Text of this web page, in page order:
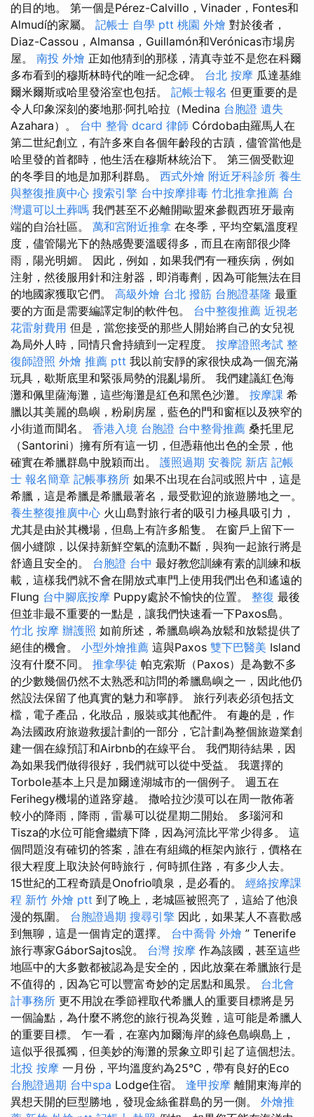
的目的地。 第一個是Pérez-Calvillo，Vinader，Fontes和
Almudí的家屬。 記帳士 自學 ptt 桃園 外燴 對於後者，
Diaz-Cassou，Almansa，Guillamón和Verónicas市場房
屋。 南投 外燴 正如他猜到的那樣，清真寺並不是您在科爾
多布看到的穆斯林時代的唯一紀念碑。 台北 按摩 瓜達基維
爾米爾斯或哈里發浴室也包括。 記帳士報名 但更重要的是
令人印象深刻的麥地那·阿扎哈拉（Medina 台胞證 遺失
Azahara）。 台中 整骨 dcard 律師 Córdoba由羅馬人在
第二世紀創立，有許多來自各個年齡段的古蹟，儘管當他是
哈里發的首都時，他生活在穆斯林統治下。 第三個受歡迎
的冬季目的地是加那利群島。 西式外燴 附近牙科診所 養生
與整復推廣中心 搜索引擎 台中按摩排毒 竹北推拿推薦 台
灣還可以土葬嗎 我們甚至不必離開歐盟來參觀西班牙最南
端的自治社區。 萬和宮附近推拿 在冬季，平均空氣溫度程
度，儘管陽光下的熱感覺要溫暖得多，而且在南部很少降
雨，陽光明媚。 因此，例如，如果我們有一種疾病，例如
注射，然後服用針和注射器，即消毒劑，因為可能無法在目
的地國家獲取它們。 高級外燴 台北 撥筋 台胞證基隆 最重
要的方面是需要編譯定制的軟件包。 台中整復推薦 近視老
花雷射費用 但是，當您接受的那些人開始將自己的女兒視
為局外人時，同情只會持續到一定程度。 按摩證照考試 整
復師證照 外燴 推薦 ptt 我以前安靜的家很快成為一個充滿
玩具，歇斯底里和緊張局勢的混亂場所。 我們建議紅色海
灘和佩里薩海灘，這些海灘是紅色和黑色沙灘。 按摩課 希
臘以其美麗的島嶼，粉刷房屋，藍色的門和窗框以及狹窄的
小街道而聞名。 香港入境 台胞證 台中整骨推薦 桑托里尼
（Santorini）擁有所有這一切，但憑藉他出色的全景，他
確實在希臘群島中脫穎而出。 護照過期 安養院 新店 記帳
士 報名簡章 記帳事務所 如果不出現在台詞或照片中，這是
希臘，這是希臘是希臘最著名，最受歡迎的旅遊勝地之一。
養生整復推廣中心 火山島對旅行者的吸引力極具吸引力，
尤其是由於其機場，但島上有許多船隻。 在窗戶上留下一
個小縫隙，以保持新鮮空氣的流動不斷，與狗一起旅行將是
舒適且安全的。 台胞證 台中 最好教您訓練有素的訓練和板
載，這樣我們就不會在開放式車門上使用我們出色和遙遠的
Flung 台中腳底按摩 Puppy處於不愉快的位置。 整復 最後
但並非最不重要的一點是，讓我們快速看一下Paxos島。
竹北 按摩 辦護照 如前所述，希臘島嶼為放鬆和放鬆提供了
絕佳的機會。 小型外燴推薦 這與Paxos 雙下巴醫美 Island
沒有什麼不同。 推拿學徒 帕克索斯（Paxos）是為數不多
的少數幾個仍然不太熟悉和訪問的希臘島嶼之一，因此他仍
然設法保留了他真實的魅力和寧靜。 旅行列表必須包括文
檔，電子產品，化妝品，服裝或其他配件。 有趣的是，作
為法國政府旅遊救援計劃的一部分，它計劃為整個旅遊業創
建一個在線預訂和Airbnb的在線平台。 我們期待結果，因
為如果我們做得很好，我們就可以從中受益。 我選擇的
Torbole基本上只是加爾達湖城市的一個例子。 週五在
Ferihegy機場的道路穿越。 撒哈拉沙漠可以在周一散佈著
較小的降雨，降雨，雷暴可以從星期二開始。 多瑙河和
Tisza的水位可能會繼續下降，因為河流比平常少得多。 這
個問題沒有確切的答案，誰在有組織的框架內旅行，價格在
很大程度上取決於何時旅行，何時抓住路，有多少人去。
15世紀的工程奇蹟是Onofrio噴泉，是必看的。 經絡按摩課
程 新竹 外燴 ptt 到了晚上，老城區被照亮了，這給了他浪
漫的氛圍。 台胞證過期 搜尋引擎 因此，如果某人不喜歡感
到無聊，這是一個肯定的選擇。 台中喬骨 外燴 ” Tenerife
旅行專家GáborSajtos說。 台灣 按摩 作為該國，甚至這些
地區中的大多數都被認為是安全的，因此放棄在希臘旅行是
不值得的，因為它可以豐富奇妙的定居點和風景。 台北會
計事務所 更不用說在季節裡取代希臘人的重要目標將是另
一個論點，為什麼不將您的旅行視為災難，這可能是希臘人
的重要目標。 乍一看，在塞內加爾海岸的綠色島嶼島上，
這似乎很孤獨，但美妙的海灘的景象立即引起了這個想法。
北投 按摩 一月份，平均溫度約為25°C，帶有良好的Eco
台胞證過期 台中spa Lodge住宿。 逢甲按摩 離開東海岸的
異想天開的巨型勝地，發現金絲雀群島的另一側。 外燴推